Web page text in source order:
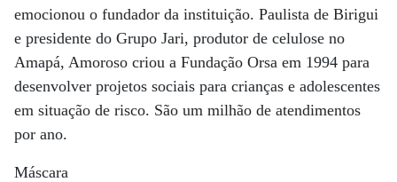
emocionou o fundador da instituição. Paulista de Birigui
e presidente do Grupo Jari, produtor de celulose no
Amapá, Amoroso criou a Fundação Orsa em 1994 para
desenvolver projetos sociais para crianças e adolescentes
em situação de risco. São um milhão de atendimentos
por ano.
Máscara